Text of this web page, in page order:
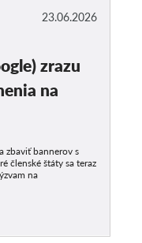
23.06.2026
zrazu
na
zbaviť bannerov s
členské štáty sa teraz
na